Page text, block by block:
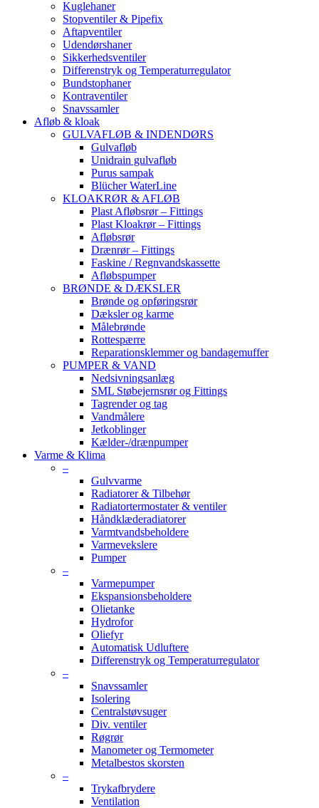
Kuglehaner
Stopventiler & Pipefix
Aftapventiler
Udendørshaner
Sikkerhedsventiler
Differenstryk og Temperaturregulator
Bundstophaner
Kontraventiler
Snavssamler
Afløb & kloak
GULVAFLØB & INDENDØRS
Gulvafløb
Unidrain gulvafløb
Purus sampak
Blücher WaterLine
KLOAKRØR & AFLØB
Plast Afløbsrør – Fittings
Plast Kloakrør – Fittings
Afløbsrør
Drænrør – Fittings
Faskine / Regnvandskassette
Afløbspumper
BRØNDE & DÆKSLER
Brønde og opføringsrør
Dæksler og karme
Målebrønde
Rottespærre
Reparationsklemmer og bandagemuffer
PUMPER & VAND
Nedsivningsanlæg
SML Støbejernsrør og Fittings
Tagrender og tag
Vandmålere
Jetkoblinger
Kælder-/drænpumper
Varme & Klima
–
Gulvvarme
Radiatorer & Tilbehør
Radiatortermostater & ventiler
Håndklæderadiatorer
Varmtvandsbeholdere
Varmevekslere
Pumper
–
Varmepumper
Ekspansionsbeholdere
Olietanke
Hydrofor
Oliefyr
Automatisk Udluftere
Differenstryk og Temperaturregulator
–
Snavssamler
Isolering
Centralstøvsuger
Div. ventiler
Røgrør
Manometer og Termometer
Metalbestos skorsten
–
Trykafbrydere
Ventilation